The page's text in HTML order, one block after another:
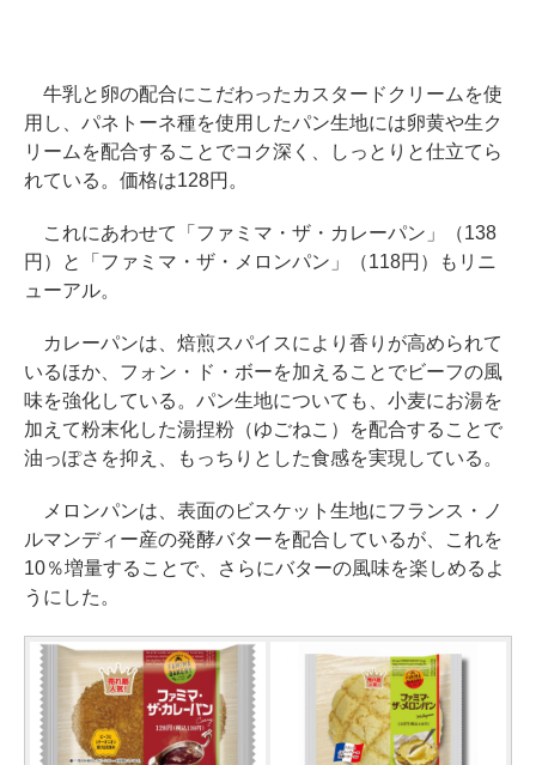
牛乳と卵の配合にこだわったカスタードクリームを使
用し、パネトーネ種を使用したパン生地には卵黄や生ク
リームを配合することでコク深く、しっとりと仕立てら
れている。価格は128円。
これにあわせて「ファミマ・ザ・カレーパン」（138
円）と「ファミマ・ザ・メロンパン」（118円）もリニ
ューアル。
カレーパンは、焙煎スパイスにより香りが高められて
いるほか、フォン・ド・ボーを加えることでビーフの風
味を強化している。パン生地についても、小麦にお湯を
加えて粉末化した湯捏粉（ゆごねこ）を配合することで
油っぽさを抑え、もっちりとした食感を実現している。
メロンパンは、表面のビスケット生地にフランス・ノ
ルマンディー産の発酵バターを配合しているが、これを
10％増量することで、さらにバターの風味を楽しめるよ
うにした。